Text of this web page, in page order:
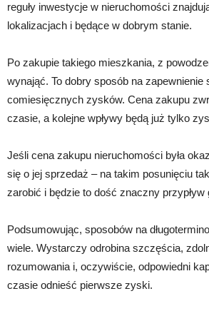
reguły inwestycje w nieruchomości
lokalizacjach i będące w dobrym stanie.
Po zakupie takiego mieszkania, z
wynająć. To dobry sposób na zapewnienie
comiesięcznych zysków. Cena zakupu
czasie, a kolejne wpływy będą już tylko
Jeśli cena zakupu nieruchomości była
się o jej sprzedaż – na takim posunięciu
zarobić i będzie to dość znaczny przypływ
Podsumowując, sposobów na
wiele. Wystarczy odrobina szczęścia,
rozumowania i, oczywiście, odpowiedni
czasie odnieść pierwsze zyski.